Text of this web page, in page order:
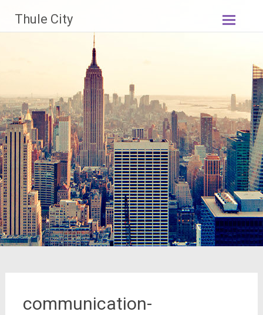
content
Thule City
communication-